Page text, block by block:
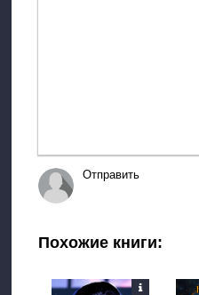
Отправить
Похожие книги: